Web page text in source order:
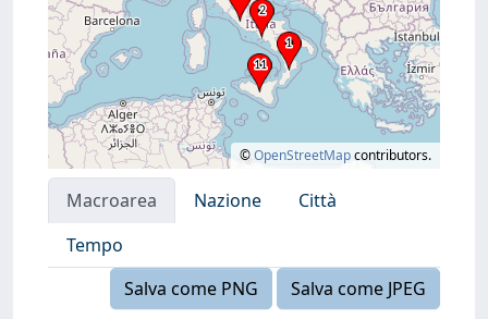
©OpenStreetMapcontributors.
Macroarea Nazione
Città
Tempo
Salva come PNG
Salva come JPEG